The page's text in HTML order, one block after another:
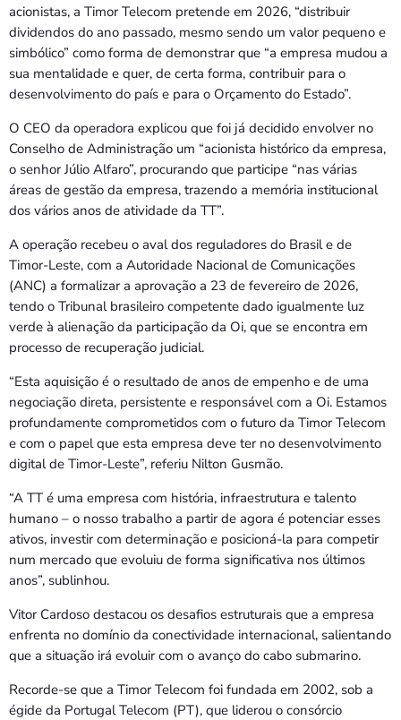
acionistas, a Timor Telecom pretende em 2026, “distribuir
dividendos do ano passado, mesmo sendo um valor pequeno e
simbólico” como forma de demonstrar que “a empresa mudou a
sua mentalidade e quer, de certa forma, contribuir para o
desenvolvimento do país e para o Orçamento do Estado”.
O CEO da operadora explicou que foi já decidido envolver no
Conselho de Administração um “acionista histórico da empresa,
o senhor Júlio Alfaro”, procurando que participe “nas várias
áreas de gestão da empresa, trazendo a memória institucional
dos vários anos de atividade da TT”.
A operação recebeu o aval dos reguladores do Brasil e de
Timor-Leste, com a Autoridade Nacional de Comunicações
(ANC) a formalizar a aprovação a 23 de fevereiro de 2026,
tendo o Tribunal brasileiro competente dado igualmente luz
verde à alienação da participação da Oi, que se encontra em
processo de recuperação judicial.
“Esta aquisição é o resultado de anos de empenho e de uma
negociação direta, persistente e responsável com a Oi. Estamos
profundamente comprometidos com o futuro da Timor Telecom
e com o papel que esta empresa deve ter no desenvolvimento
digital de Timor-Leste”, referiu Nilton Gusmão.
“A TT é uma empresa com história, infraestrutura e talento
humano – o nosso trabalho a partir de agora é potenciar esses
ativos, investir com determinação e posicioná-la para competir
num mercado que evoluiu de forma significativa nos últimos
anos”, sublinhou.
Vitor Cardoso destacou os desafios estruturais que a empresa
enfrenta no domínio da conectividade internacional, salientando
que a situação irá evoluir com o avanço do cabo submarino.
Recorde-se que a Timor Telecom foi fundada em 2002, sob a
égide da Portugal Telecom (PT), que liderou o consórcio